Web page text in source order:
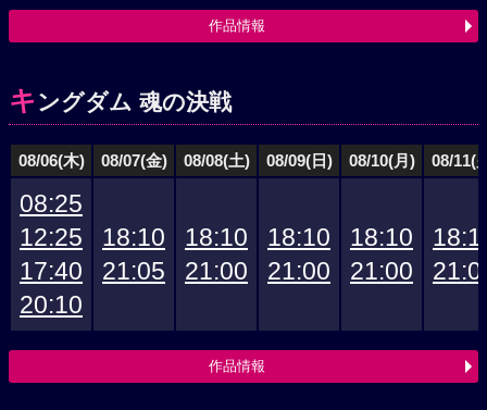
作品情報
キ ングダム 魂の決戦
08/06(木) 08/07(金) 08/08(土) 08/09(日) 08/10(月) 08/11(
08:25
12:25
17:40
20:10
18:10
21:05
18:10
21:00
18:10
21:00
18:10
21:00
作品情報